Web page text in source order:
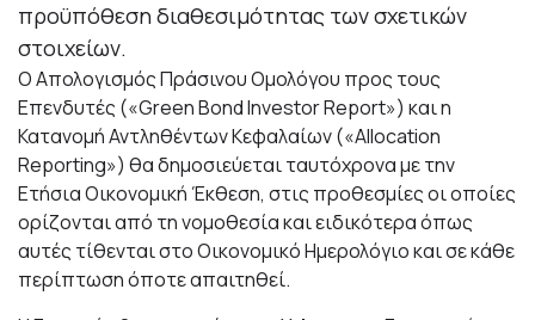
προϋπόθεση διαθεσιμότητας των σχετικών
στοιχείων.
Ο Απολογισμός Πράσινου Ομολόγου προς τους
Επενδυτές («Green Bond Investor Report») και η
Κατανομή Αντληθέντων Κεφαλαίων («Allocation
Reporting») θα δημοσιεύεται ταυτόχρονα με την
Ετήσια Οικονομική Έκθεση, στις προθεσμίες οι οποίες
ορίζονται από τη νομοθεσία και ειδικότερα όπως
αυτές τίθενται στο Οικονομικό Ημερολόγιο και σε κάθε
περίπτωση όποτε απαιτηθεί.